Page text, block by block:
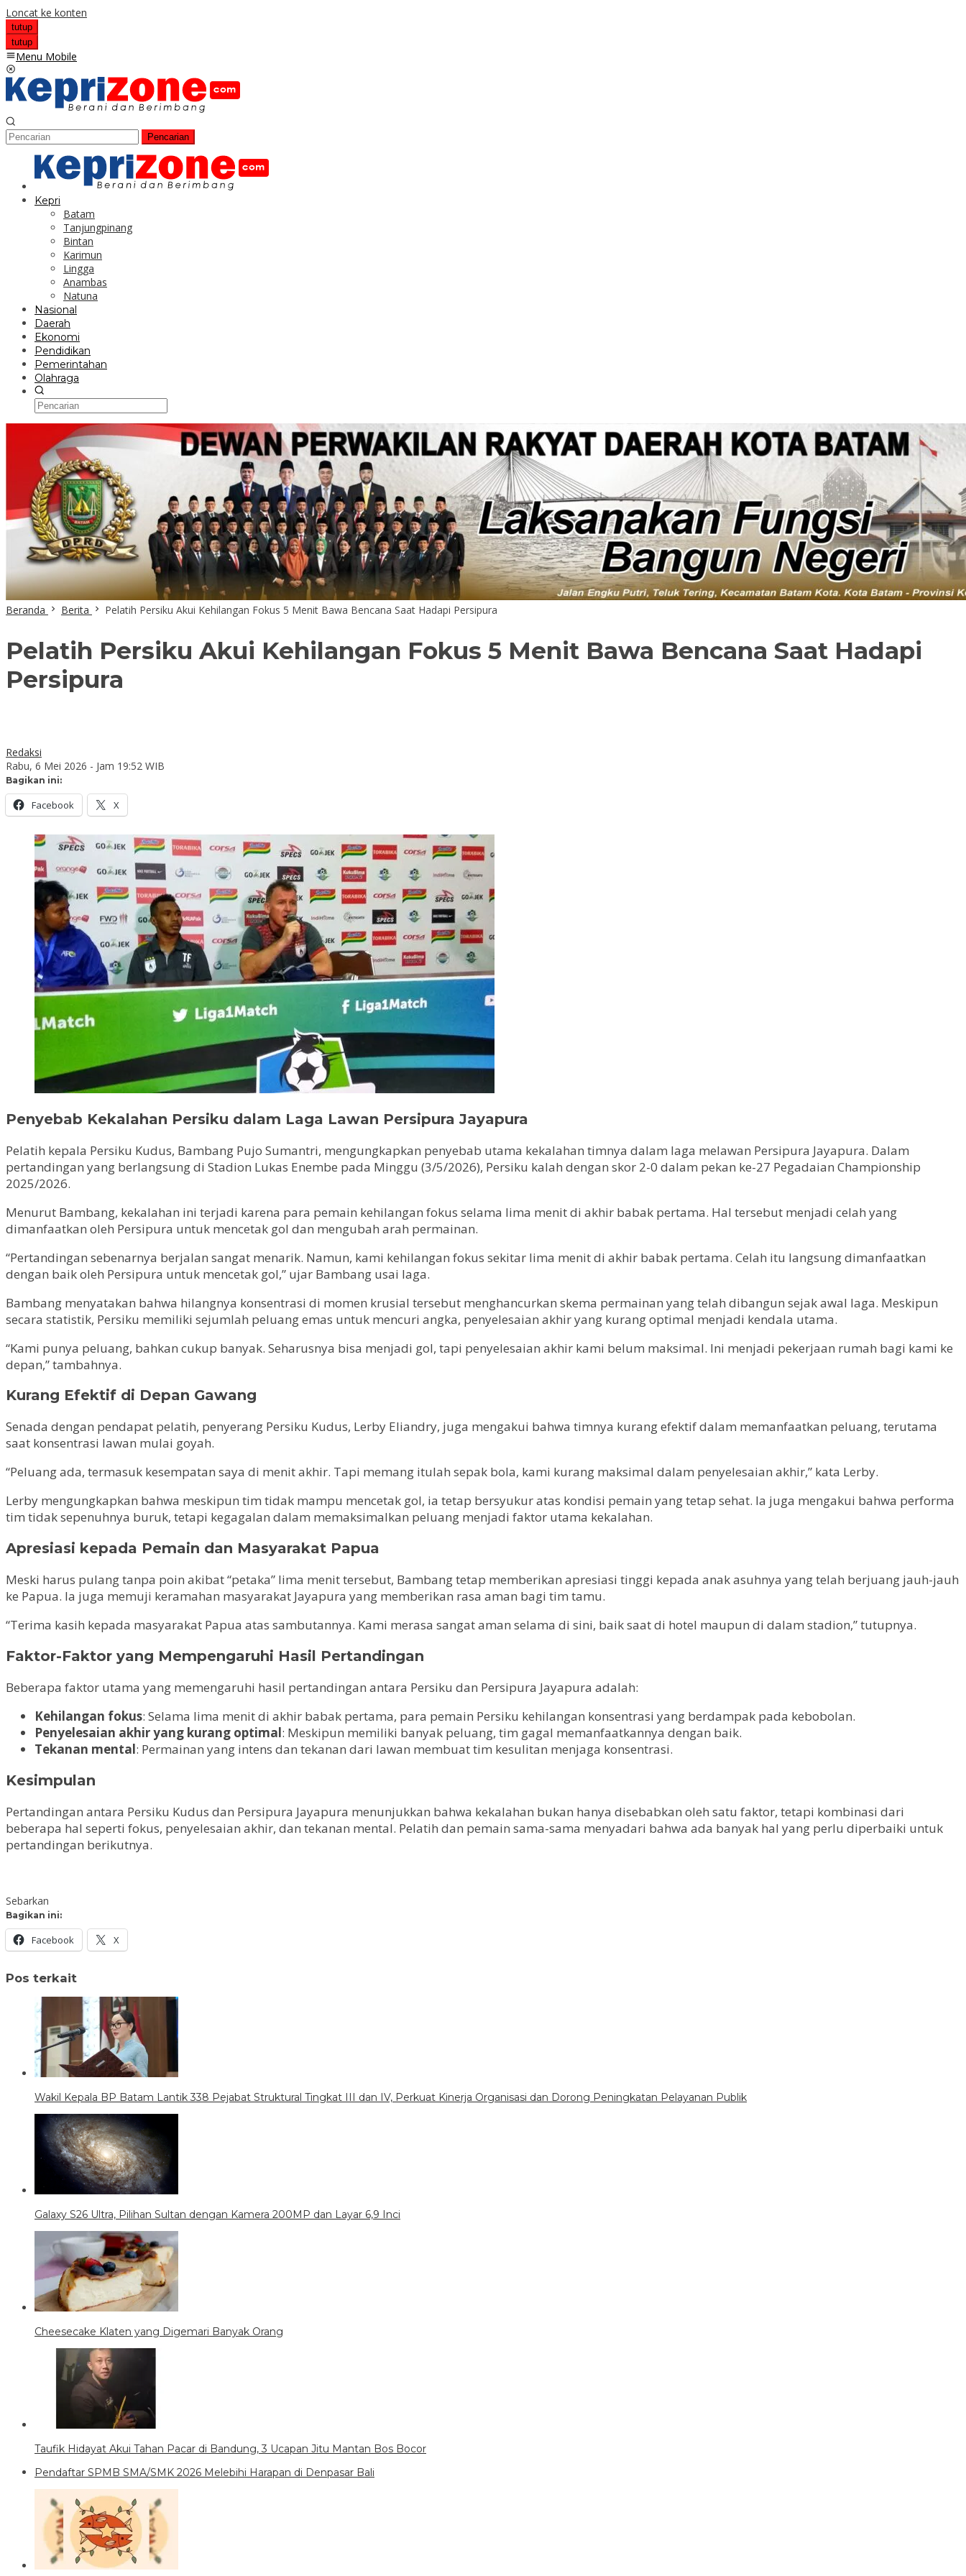
Loncat ke konten
tutup
tutup
Menu Mobile
Pencarian
Kepri
Batam
Tanjungpinang
Bintan
Karimun
Lingga
Anambas
Natuna
Nasional
Daerah
Ekonomi
Pendidikan
Pemerintahan
Olahraga
Beranda Berita Pelatih Persiku Akui Kehilangan Fokus 5 Menit Bawa Bencana Saat Hadapi Persipura
Pelatih Persiku Akui Kehilangan Fokus 5 Menit Bawa Bencana Saat Hadapi
Persipura
Redaksi
Rabu, 6 Mei 2026 - Jam 19:52 WIB
Bagikan ini:
Facebook X
Penyebab Kekalahan Persiku dalam Laga Lawan Persipura Jayapura
Pelatih kepala Persiku Kudus, Bambang Pujo Sumantri, mengungkapkan penyebab utama kekalahan timnya dalam laga melawan Persipura Jayapura. Dalam
pertandingan yang berlangsung di Stadion Lukas Enembe pada Minggu (3/5/2026), Persiku kalah dengan skor 2-0 dalam pekan ke-27 Pegadaian Championship
2025/2026.
Menurut Bambang, kekalahan ini terjadi karena para pemain kehilangan fokus selama lima menit di akhir babak pertama. Hal tersebut menjadi celah yang
dimanfaatkan oleh Persipura untuk mencetak gol dan mengubah arah permainan.
“Pertandingan sebenarnya berjalan sangat menarik. Namun, kami kehilangan fokus sekitar lima menit di akhir babak pertama. Celah itu langsung dimanfaatkan
dengan baik oleh Persipura untuk mencetak gol,” ujar Bambang usai laga.
Bambang menyatakan bahwa hilangnya konsentrasi di momen krusial tersebut menghancurkan skema permainan yang telah dibangun sejak awal laga. Meskipun
secara statistik, Persiku memiliki sejumlah peluang emas untuk mencuri angka, penyelesaian akhir yang kurang optimal menjadi kendala utama.
“Kami punya peluang, bahkan cukup banyak. Seharusnya bisa menjadi gol, tapi penyelesaian akhir kami belum maksimal. Ini menjadi pekerjaan rumah bagi kami ke
depan,” tambahnya.
Kurang Efektif di Depan Gawang
Senada dengan pendapat pelatih, penyerang Persiku Kudus, Lerby Eliandry, juga mengakui bahwa timnya kurang efektif dalam memanfaatkan peluang, terutama
saat konsentrasi lawan mulai goyah.
“Peluang ada, termasuk kesempatan saya di menit akhir. Tapi memang itulah sepak bola, kami kurang maksimal dalam penyelesaian akhir,” kata Lerby.
Lerby mengungkapkan bahwa meskipun tim tidak mampu mencetak gol, ia tetap bersyukur atas kondisi pemain yang tetap sehat. Ia juga mengakui bahwa performa
tim tidak sepenuhnya buruk, tetapi kegagalan dalam memaksimalkan peluang menjadi faktor utama kekalahan.
Apresiasi kepada Pemain dan Masyarakat Papua
Meski harus pulang tanpa poin akibat “petaka” lima menit tersebut, Bambang tetap memberikan apresiasi tinggi kepada anak asuhnya yang telah berjuang jauh-jauh
ke Papua. Ia juga memuji keramahan masyarakat Jayapura yang memberikan rasa aman bagi tim tamu.
“Terima kasih kepada masyarakat Papua atas sambutannya. Kami merasa sangat aman selama di sini, baik saat di hotel maupun di dalam stadion,” tutupnya.
Faktor-Faktor yang Mempengaruhi Hasil Pertandingan
Beberapa faktor utama yang memengaruhi hasil pertandingan antara Persiku dan Persipura Jayapura adalah:
Kehilangan fokus: Selama lima menit di akhir babak pertama, para pemain Persiku kehilangan konsentrasi yang berdampak pada kebobolan.
Penyelesaian akhir yang kurang optimal: Meskipun memiliki banyak peluang, tim gagal memanfaatkannya dengan baik.
Tekanan mental: Permainan yang intens dan tekanan dari lawan membuat tim kesulitan menjaga konsentrasi.
Kesimpulan
Pertandingan antara Persiku Kudus dan Persipura Jayapura menunjukkan bahwa kekalahan bukan hanya disebabkan oleh satu faktor, tetapi kombinasi dari
beberapa hal seperti fokus, penyelesaian akhir, dan tekanan mental. Pelatih dan pemain sama-sama menyadari bahwa ada banyak hal yang perlu diperbaiki untuk
pertandingan berikutnya.
Sebarkan
Bagikan ini:
Facebook X
Pos terkait
Wakil Kepala BP Batam Lantik 338 Pejabat Struktural Tingkat III dan IV, Perkuat Kinerja Organisasi dan Dorong Peningkatan Pelayanan Publik
Galaxy S26 Ultra, Pilihan Sultan dengan Kamera 200MP dan Layar 6,9 Inci
Cheesecake Klaten yang Digemari Banyak Orang
Taufik Hidayat Akui Tahan Pacar di Bandung, 3 Ucapan Jitu Mantan Bos Bocor
Pendaftar SPMB SMA/SMK 2026 Melebihi Harapan di Denpasar Bali